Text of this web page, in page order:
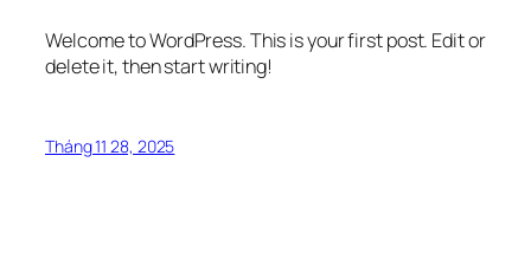
Welcome to WordPress. This is your first post. Edit or
delete it, then start writing!
Tháng 11 28, 2025